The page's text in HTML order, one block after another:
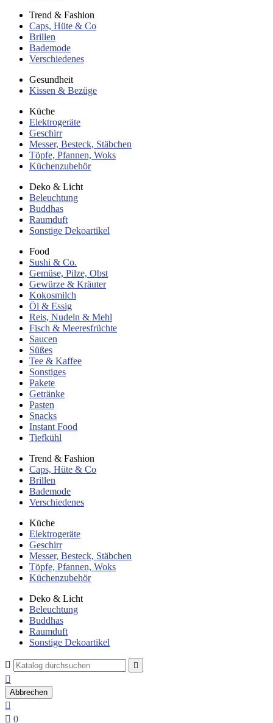
Trend & Fashion
Caps, Hüte & Co
Brillen
Bademode
Verschiedenes
Gesundheit
Kissen & Bezüge
Küche
Elektrogeräte
Geschirr
Messer, Besteck, Stäbchen
Töpfe, Pfannen, Woks
Küchenzubehör
Deko & Licht
Beleuchtung
Buddhas
Raumduft
Sonstige Dekoartikel
Food
Sushi & Co.
Gemüse, Pilze, Obst
Gewürze & Kräuter
Kokosmilch
Öl & Essig
Reis, Nudeln & Mehl
Fisch & Meeresfrüchte
Saucen
Süßes
Tee & Kaffee
Sonstiges
Pakete
Getränke
Pasten
Snacks
Instant Food
Tiefkühl
Trend & Fashion
Caps, Hüte & Co
Brillen
Bademode
Verschiedenes
Küche
Elektrogeräte
Geschirr
Messer, Besteck, Stäbchen
Töpfe, Pfannen, Woks
Küchenzubehör
Deko & Licht
Beleuchtung
Buddhas
Raumduft
Sonstige Dekoartikel
 

Abbrechen

 0